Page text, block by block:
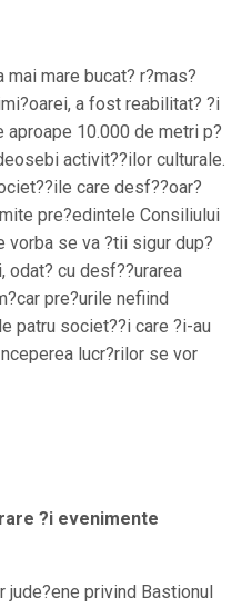
mare bucat? r?mas?
a fost reabilitat? ?i
10.000 de metri p?
activit??ilor culturale.
care desf??oar?
pre?edintele Consiliului
vorba se va ?tii sigur dup?
odat? cu desf??urarea
pre?urile nefiind
patru societ??i care ?i-au
lucr?rilor se vor
?i evenimente
jude?ene privind Bastionul